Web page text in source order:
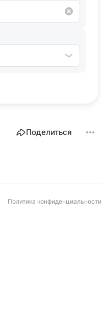
Поделиться
Политика конфиденциальности